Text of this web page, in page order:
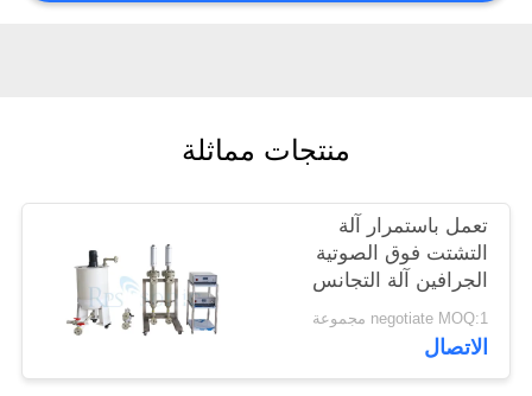
الخصوصية
منتجات مماثلة
تعمل باستمرار آلة
التشتت فوق الصوتية
الجرافين آلة التجانس
فوق الصوتية
negotiate MOQ:1 مجموعة
الاتصال